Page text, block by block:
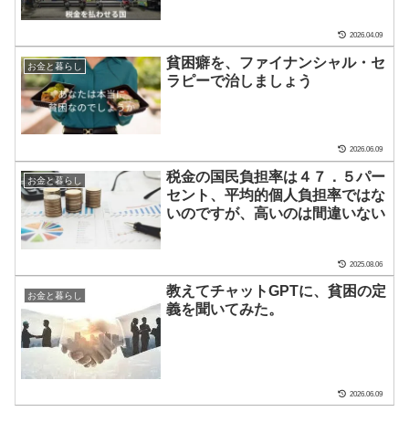
2026.04.09
お金と暮らし
貧困癖を、ファイナンシャル・セ
ラピーで治しましょう
2026.06.09
お金と暮らし
税金の国民負担率は４７．５パー
セント、平均的個人負担率ではな
いのですが、高いのは間違いない
2025.08.06
お金と暮らし
教えてチャットGPTに、貧困の定
義を聞いてみた。
2026.06.09